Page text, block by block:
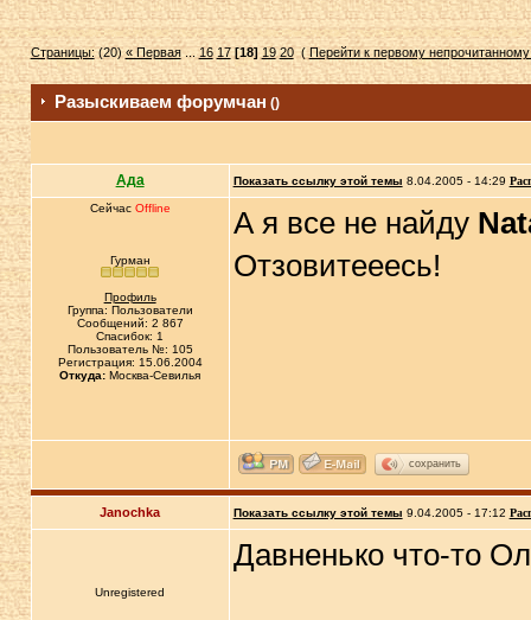
Страницы:(20)« Первая...16 17 [18] 19 20(Перейти к первому
Разыскиваем форумчан ()
Ада Показать ссылку этой темы 8.04.2005 - 14:29
Сейчас Offline
Гурман
Профиль
Группа: Пользователи
Сообщений: 2 867
Спасибок: 1
Пользователь №: 105
Регистрация: 15.06.2004
Откуда: Москва-Севилья
А я все не найду
Отзовитееесь!
сохранить
Janochka Показать ссылку этой темы 9.04.2005 - 17:12
Unregistered
Давненько что-то